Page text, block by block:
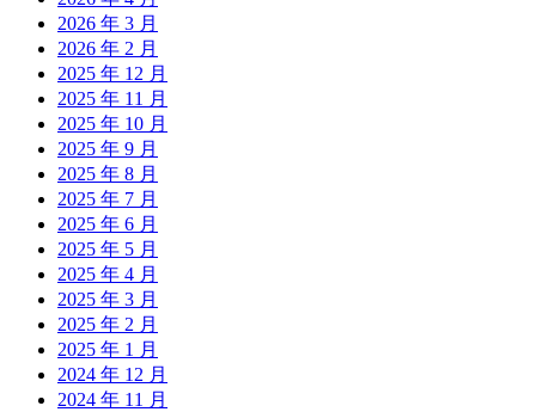
2026 年 3 月
2026 年 2 月
2025 年 12 月
2025 年 11 月
2025 年 10 月
2025 年 9 月
2025 年 8 月
2025 年 7 月
2025 年 6 月
2025 年 5 月
2025 年 4 月
2025 年 3 月
2025 年 2 月
2025 年 1 月
2024 年 12 月
2024 年 11 月